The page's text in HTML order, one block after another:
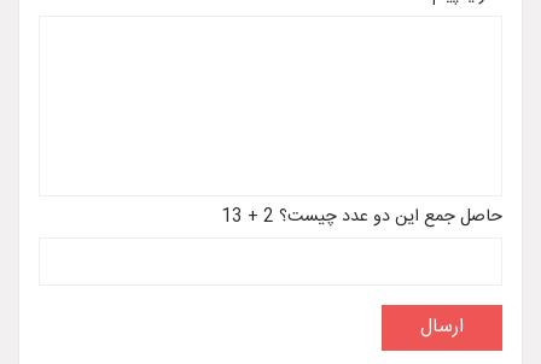
حاصل جمع این دو عدد چیست؟ 2 + 13